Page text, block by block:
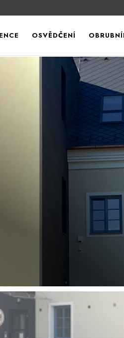
OSVĚDČENÍ
konstrukce, výměna střešní
vnitřních psrostor,